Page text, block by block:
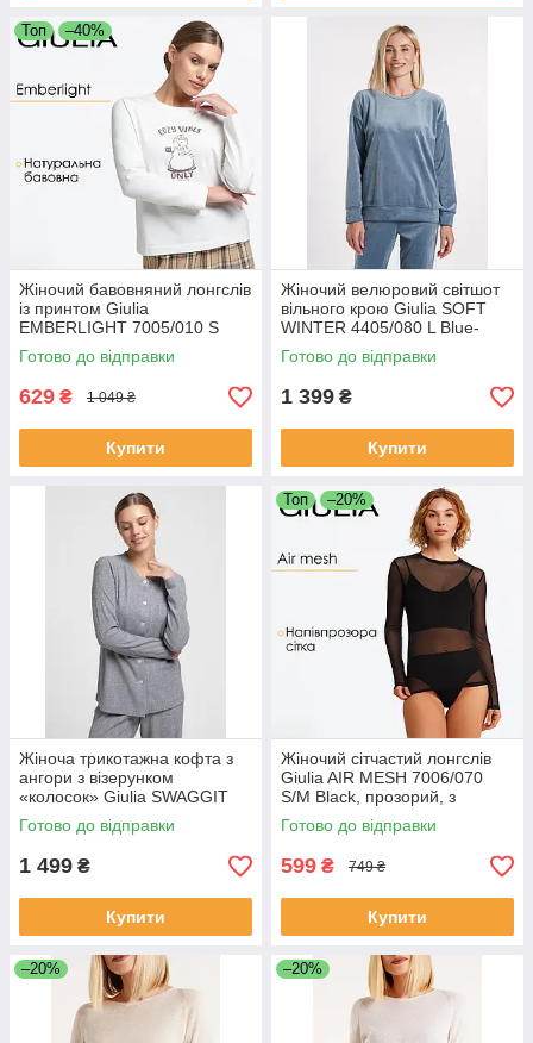
Топ –40%
Жіночий бавовняний лонгслів
із принтом Giulia
EMBERLIGHT 7005/010 S
White-milk print, з довгими
рукавами, круглий виріз
Готово до відправки
629 ₴ 1 049 ₴
Купити
Жіночий велюровий світшот
вільного крою Giulia SOFT
WINTER 4405/080 L Blue-
smoky blue
Готово до відправки
1 399 ₴
Купити
Жіноча трикотажна кофта з
ангори з візерунком
«колосок» Giulia SWAGGIT
4505/280 S Grey-grey
Готово до відправки
1 499 ₴
Купити
Топ –20%
Жіночий сітчастий лонгслів
Giulia AIR MESH 7006/070
S/M Black, прозорий, з
довгими рукавами, круглий
виріз
Готово до відправки
599 ₴ 749 ₴
Купити
–20% –20%